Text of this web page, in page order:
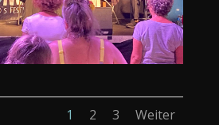
1 2 3 Weiter